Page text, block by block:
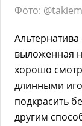
Фото:
выложенная
хорошо
длинными
подкрасить
другим